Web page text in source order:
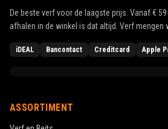
De beste verf voor de laagste prijs. Vanaf€ 59
afhalen in de winkel is dat altijd. Verf mengen
iDEAL Bancontact Creditcard Apple
ASSORTIMENT